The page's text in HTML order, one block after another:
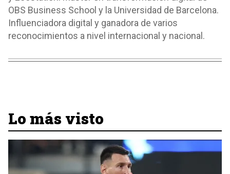
OBS Business School y la Universidad de Barcelona.
Influenciadora digital y ganadora de varios
reconocimientos a nivel internacional y nacional.
Lo más visto